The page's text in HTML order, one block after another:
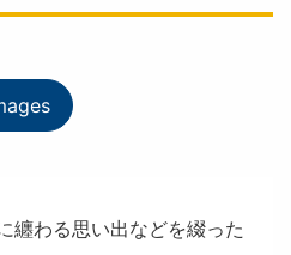
纏わる思い出などを綴った